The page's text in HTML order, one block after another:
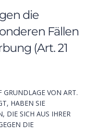
die
Fällen
(Art. 21
VON ART.
HABEN SIE
DIE SICH AUS IHRER
DIE